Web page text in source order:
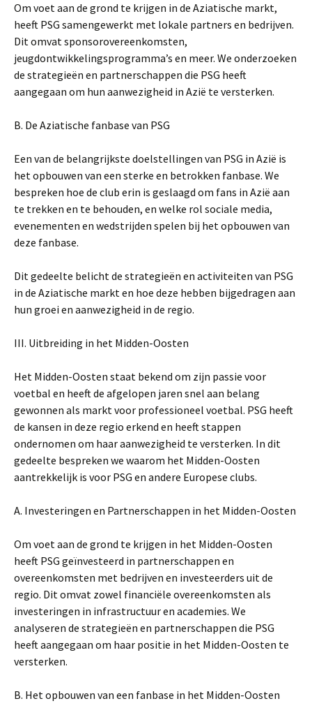
Om voet aan de grond te krijgen in de Aziatische markt,
heeft PSG samengewerkt met lokale partners en bedrijven.
Dit omvat sponsorovereenkomsten,
jeugdontwikkelingsprogramma’s en meer. We onderzoeken
de strategieën en partnerschappen die PSG heeft
aangegaan om hun aanwezigheid in Azië te versterken.
B. De Aziatische fanbase van PSG
Een van de belangrijkste doelstellingen van PSG in Azië is
het opbouwen van een sterke en betrokken fanbase. We
bespreken hoe de club erin is geslaagd om fans in Azië aan
te trekken en te behouden, en welke rol sociale media,
evenementen en wedstrijden spelen bij het opbouwen van
deze fanbase.
Dit gedeelte belicht de strategieën en activiteiten van PSG
in de Aziatische markt en hoe deze hebben bijgedragen aan
hun groei en aanwezigheid in de regio.
III. Uitbreiding in het Midden-Oosten
Het Midden-Oosten staat bekend om zijn passie voor
voetbal en heeft de afgelopen jaren snel aan belang
gewonnen als markt voor professioneel voetbal. PSG heeft
de kansen in deze regio erkend en heeft stappen
ondernomen om haar aanwezigheid te versterken. In dit
gedeelte bespreken we waarom het Midden-Oosten
aantrekkelijk is voor PSG en andere Europese clubs.
A. Investeringen en Partnerschappen in het Midden-Oosten
Om voet aan de grond te krijgen in het Midden-Oosten
heeft PSG geïnvesteerd in partnerschappen en
overeenkomsten met bedrijven en investeerders uit de
regio. Dit omvat zowel financiële overeenkomsten als
investeringen in infrastructuur en academies. We
analyseren de strategieën en partnerschappen die PSG
heeft aangegaan om haar positie in het Midden-Oosten te
versterken.
B. Het opbouwen van een fanbase in het Midden-Oosten